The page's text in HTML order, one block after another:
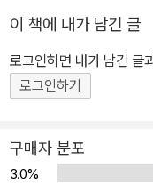
이 책에 내가 남긴 글
로그인하면 내가 남긴 글
로그인하기
구매자 분포
3.0%